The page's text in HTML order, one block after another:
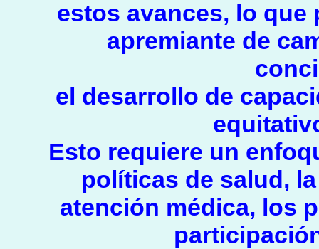
estos avances, lo que
apremiante de
el desarrollo de
Esto requiere un
políticas de salud,
atención médica, los